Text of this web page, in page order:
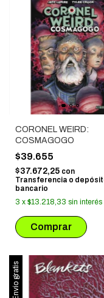
CORONEL WEIRD:
COSMAGOGO
$39.655
$37.672,25 con
Transferencia o
bancario
3 x $13.218,33 sin interés
Envío gratis